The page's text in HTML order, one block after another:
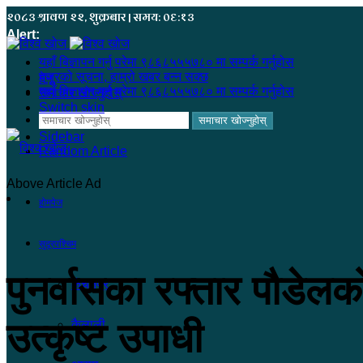
२०८३ श्रावण २२, शुक्रबार | समय: ०६:१३
Alert:
यहाँ बिज्ञापन गर्नु परेमा ९८६८५५५७८० मा सम्पर्क गर्नुहोस
हजुरको सूचना, हाम्रो खबर बन्न सक्छ
यहाँ बिज्ञापन गर्नु परेमा ९८६८५५५७८० मा सम्पर्क गर्नुहोस
समाचार खोज्नुहोस्
Sidebar
Random Article
मेनू
समाचार खोज्नुहोस्
Switch skin
होमपेज
सुदूरपश्चिम
कंचनपुर
कैलाली
Above Article Ad
पुनर्वासका रफ्तार
उत्कृष्ट उपाधी